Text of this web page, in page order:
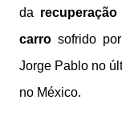
da recuperação
carro sofrido
Jorge Pablo no
no México.